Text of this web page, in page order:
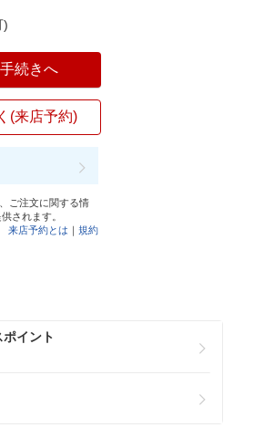
)
続きへ
(来店予約)
ご注文に関する情
されます。
来店予約とは ｜規約
イント